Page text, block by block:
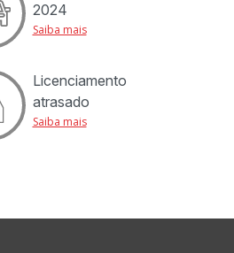
2024
Saiba mais
Licenciamento
atrasado
Saiba mais